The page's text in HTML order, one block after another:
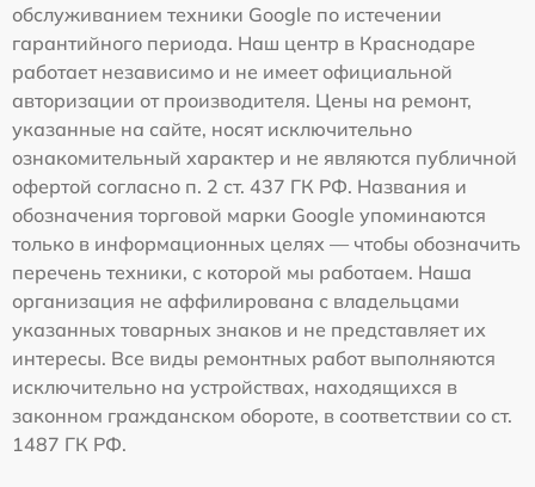
обслуживанием техники Google по истечении
гарантийного периода. Наш центр в Краснодаре
работает независимо и не имеет официальной
авторизации от производителя. Цены на ремонт,
указанные на сайте, носят исключительно
ознакомительный характер и не являются публичной
офертой согласно п. 2 ст. 437 ГК РФ. Названия и
обозначения торговой марки Google упоминаются
только в информационных целях — чтобы обозначить
перечень техники, с которой мы работаем. Наша
организация не аффилирована с владельцами
указанных товарных знаков и не представляет их
интересы. Все виды ремонтных работ выполняются
исключительно на устройствах, находящихся в
законном гражданском обороте, в соответствии со ст.
1487 ГК РФ.